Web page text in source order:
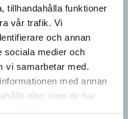
tillhandahålla funktioner
vår trafik. Vi
och annan
sociala medier och
vi samarbetar med.
med annan
eller som de har
#626)
berömda svenska
från Wikipedia. Men vilka